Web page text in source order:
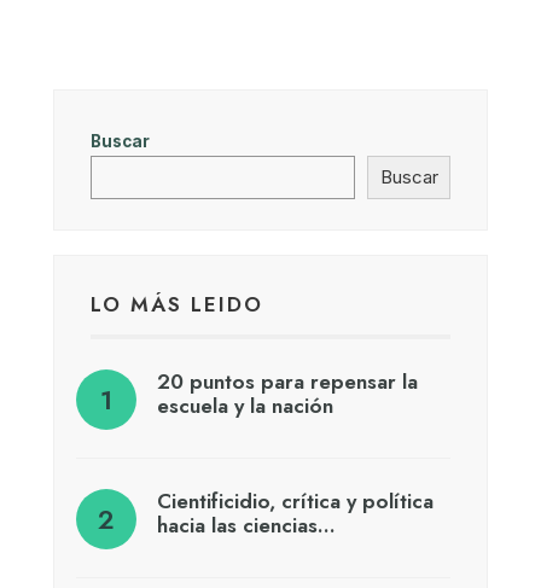
Buscar
Buscar
LO MÁS LEIDO
20 puntos para repensar la
escuela y la nación
Cientificidio, crítica y política
hacia las ciencias…